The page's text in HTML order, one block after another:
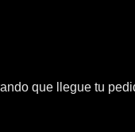
que llegue tu